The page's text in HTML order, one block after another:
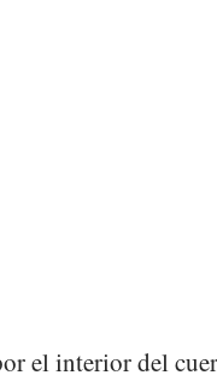
el interior del